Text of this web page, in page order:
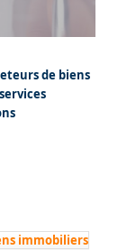
de biens
immobiliers